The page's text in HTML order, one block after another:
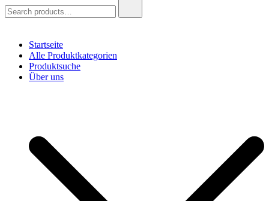
for:
Startseite
Alle Produktkategorien
Produktsuche
Über uns